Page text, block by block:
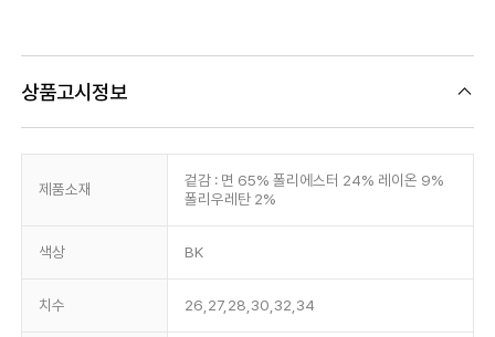
상품고시정보
제품소재
겉감 : 면 65% 폴리에스터 24% 레이온 9%
폴리우레탄 2%
색상 BK
치수 26,27,28,30,32,34